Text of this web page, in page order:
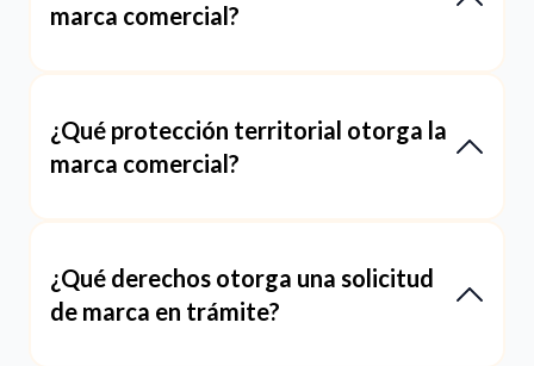
marca comercial?
¿Qué protección territorial otorga la
marca comercial?
¿Qué derechos otorga una solicitud
de marca en trámite?